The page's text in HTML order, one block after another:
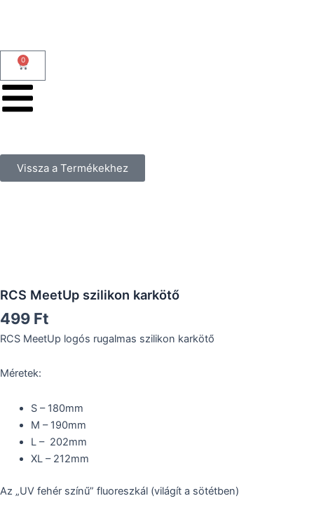
0 Kosár
Vissza a Termékekhez
RCS MeetUp szilikon karkötő
499 Ft
RCS MeetUp logós rugalmas szilikon karkötő
Méretek:
S – 180mm
M – 190mm
L – 202mm
XL – 212mm
Az „UV fehér színű” fluoreszkál (világít a sötétben)